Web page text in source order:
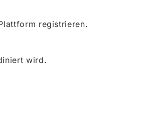
registrieren.
wird.